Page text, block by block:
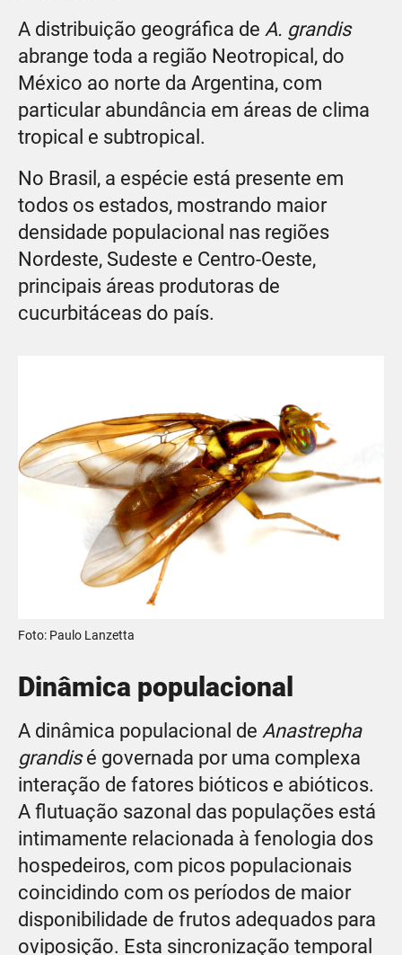
A distribuição geográfica de A. grandis
abrange toda a região Neotropical, do
México ao norte da Argentina, com
particular abundância em áreas de clima
tropical e subtropical.
No Brasil, a espécie está presente em
todos os estados, mostrando maior
densidade populacional nas regiões
Nordeste, Sudeste e Centro-Oeste,
principais áreas produtoras de
cucurbitáceas do país.
Foto: Paulo Lanzetta
Dinâmica populacional
A dinâmica populacional de Anastrepha
grandisé governada por uma complexa
interação de fatores bióticos e abióticos.
A flutuação sazonal das populações está
intimamente relacionada à fenologia dos
hospedeiros, com picos populacionais
coincidindo com os períodos de maior
disponibilidade de frutos adequados para
oviposição. Esta sincronização temporal